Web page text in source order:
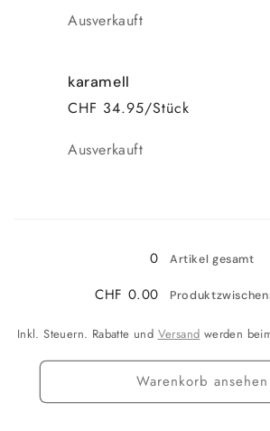
Anzahl
Ausverkauft
karamell
CHF 34.95/Stück
Anzahl
Ausverkauft
0
Artikel gesamt
CHF 0.00
Inkl. Steuern. Rabatte und Versand werden
Warenkorb ansehen